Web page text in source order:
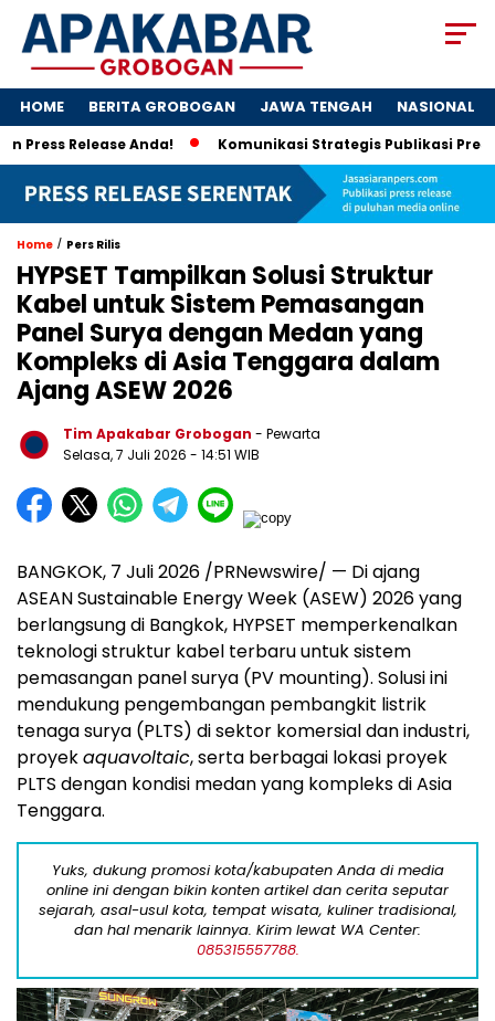
HOME BERITA GROBOGAN JAWA TENGAH NASIONAL
Anda! Komunikasi Strategis Publikasi Press
Home / Pers Rilis
HYPSET Tampilkan Solusi Struktur
Kabel untuk Sistem Pemasangan
Panel Surya dengan Medan yang
Kompleks di Asia Tenggara dalam
Ajang ASEW 2026
Tim Apakabar Grobogan - Pewarta
Selasa, 7 Juli 2026 - 14:51 WIB
BANGKOK, 7 Juli 2026 /PRNewswire/ — Di ajang
ASEAN Sustainable Energy Week (ASEW) 2026 yang
berlangsung di Bangkok, HYPSET memperkenalkan
teknologi struktur kabel terbaru untuk sistem
pemasangan panel surya (PV mounting). Solusi ini
mendukung pengembangan pembangkit listrik
tenaga surya (PLTS) di sektor komersial dan industri,
proyekaquavoltaic, serta berbagai lokasi proyek
PLTS dengan kondisi medan yang kompleks di Asia
Tenggara.
Yuks, dukung promosi kota/kabupaten Anda di media
online ini dengan bikin konten artikel dan cerita seputar
sejarah, asal-usul kota, tempat wisata, kuliner tradisional,
dan hal menarik lainnya. Kirim lewat WA Center:
085315557788.